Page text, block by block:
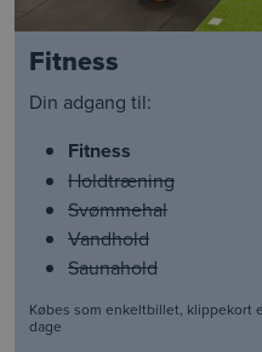
Fitness
Din adgang til:
Fitness
Holdtræning
Svømmehal
Vandhold
Saunahold
Købes som enkeltbillet, klippekort
dage